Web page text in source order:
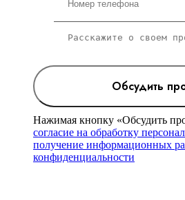
Обсудить
Нажимая кнопку «Обсудить
согласие на обработку
получение информационных
конфиденциальности